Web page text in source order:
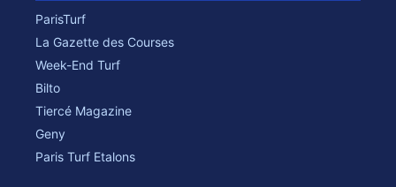
ParisTurf
La Gazette des Courses
Week-End Turf
Bilto
Tiercé Magazine
Geny
Paris Turf Etalons